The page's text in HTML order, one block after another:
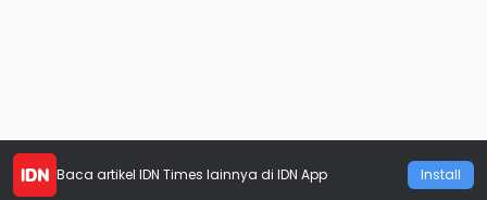
Baca artikel IDN Times lainnya di IDN App Install